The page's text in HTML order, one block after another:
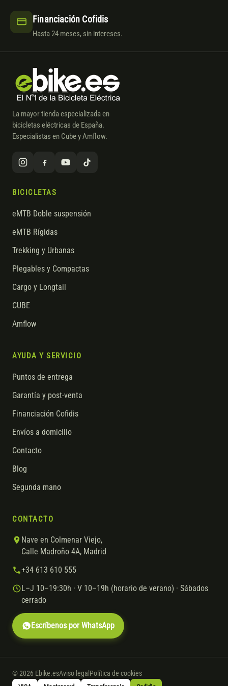
Financiación Cofidis
Hasta 24 meses, sin intereses.
La mayor tienda especializada en
bicicletas eléctricas de España.
Especialistas en Cube y Amflow.
BICICLETAS
eMTB Doble suspensión
eMTB Rígidas
Trekking y Urbanas
Plegables y Compactas
Cargo y Longtail
CUBE
Amflow
AYUDA Y SERVICIO
Puntos de entrega
Garantía y post-venta
Financiación Cofidis
Envíos a domicilio
Contacto
Blog
Segunda mano
CONTACTO
Nave en Colmenar Viejo,
Calle Madroño 4A, Madrid
+34 613 610 555
L–J 10–19:30h · V 10–19h (horario de verano) · Sábados
cerrado
Escríbenos por WhatsApp
© 2026 Ebike.esAviso legal Política de cookies